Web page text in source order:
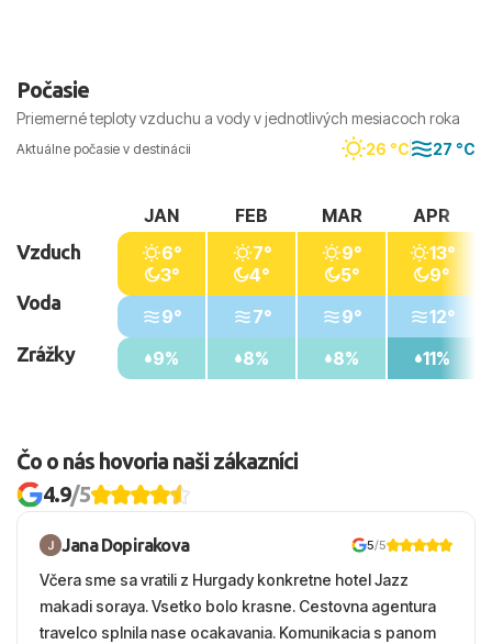
Počasie
Priemerné teploty vzduchu a vody v jednotlivých mesiacoch roka
Aktuálne počasie v destinácii 26 °C 27 °C
Vzduch
Voda
Zrážky
JAN
6°
3°
9°
9%
FEB
7°
4°
7°
8%
MAR
9°
5°
9°
8%
APR
13°
9°
12°
11%
Čo o nás hovoria naši zákazníci
4.9/5
Jana Dopirakova 5/5
Včera sme sa vratili z Hurgady konkretne hotel Jazz
makadi soraya. Vsetko bolo krasne. Cestovna agentura
travelco splnila nase ocakavania. Komunikacia s panom